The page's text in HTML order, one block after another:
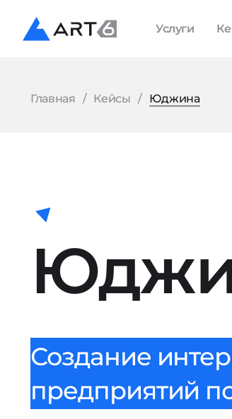
Услуги
Главная Кейсы Юджина
Создание
предприятий